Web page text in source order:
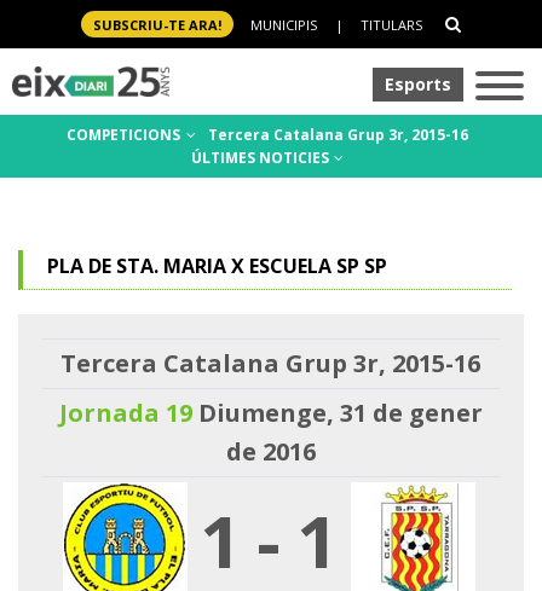
SUBSCRIU-TE ARA! MUNICIPIS | TITULARS
Esports
COMPETICIONS
Tercera Catalana Grup 3r, 2015-16
ÚLTIMES NOTICIES
PLA DE STA. MARIA X ESCUELA SP SP
Tercera Catalana Grup 3r, 2015-16
Jornada 19Diumenge, 31 de gener
de 2016
1 - 1